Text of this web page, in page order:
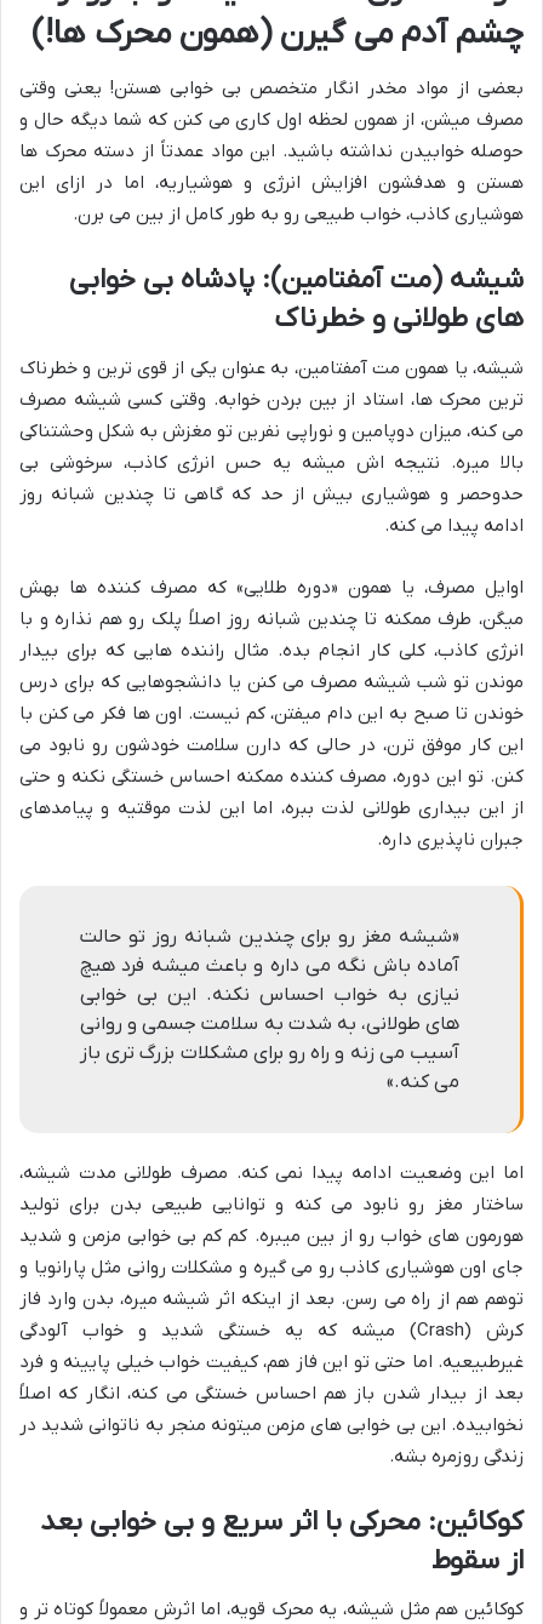
چشم آدم می گیرن (همون محرک ها!)
بعضی از مواد مخدر انگار متخصص بی خوابی هستن! یعنی وقتی
مصرف میشن، از همون لحظه اول کاری می کنن که شما دیگه حال و
حوصله خوابیدن نداشته باشید. این مواد عمدتاً از دسته محرک ها
هستن و هدفشون افزایش انرژی و هوشیاریه، اما در ازای این
هوشیاری کاذب، خواب طبیعی رو به طور کامل از بین می برن.
شیشه (مت آمفتامین): پادشاه بی خوابی
های طولانی و خطرناک
شیشه، یا همون مت آمفتامین، به عنوان یکی از قوی ترین و خطرناک
ترین محرک ها، استاد از بین بردن خوابه. وقتی کسی شیشه مصرف
می کنه، میزان دوپامین و نوراپی نفرین تو مغزش به شکل وحشتناکی
بالا میره. نتیجه اش میشه یه حس انرژی کاذب، سرخوشی بی
حدوحصر و هوشیاری بیش از حد که گاهی تا چندین شبانه روز
ادامه پیدا می کنه.
اوایل مصرف، یا همون «دوره طلایی» که مصرف کننده ها بهش
میگن، طرف ممکنه تا چندین شبانه روز اصلاً پلک رو هم نذاره و با
انرژی کاذب، کلی کار انجام بده. مثال راننده هایی که برای بیدار
موندن تو شب شیشه مصرف می کنن یا دانشجوهایی که برای درس
خوندن تا صبح به این دام میفتن، کم نیست. اون ها فکر می کنن با
این کار موفق ترن، در حالی که دارن سلامت خودشون رو نابود می
کنن. تو این دوره، مصرف کننده ممکنه احساس خستگی نکنه و حتی
از این بیداری طولانی لذت ببره، اما این لذت موقتیه و پیامدهای
جبران ناپذیری داره.
«شیشه مغز رو برای چندین شبانه روز تو حالت
آماده باش نگه می داره و باعث میشه فرد هیچ
نیازی به خواب احساس نکنه. این بی خوابی
های طولانی، به شدت به سلامت جسمی و روانی
آسیب می زنه و راه رو برای مشکلات بزرگ تری باز
می کنه.»
اما این وضعیت ادامه پیدا نمی کنه. مصرف طولانی مدت شیشه،
ساختار مغز رو نابود می کنه و توانایی طبیعی بدن برای تولید
هورمون های خواب رو از بین میبره. کم کم بی خوابی مزمن و شدید
جای اون هوشیاری کاذب رو می گیره و مشکلات روانی مثل پارانویا و
توهم هم از راه می رسن. بعد از اینکه اثر شیشه میره، بدن وارد فاز
کرش (Crash) میشه که یه خستگی شدید و خواب آلودگی
غیرطبیعیه. اما حتی تو این فاز هم، کیفیت خواب خیلی پایینه و فرد
بعد از بیدار شدن باز هم احساس خستگی می کنه، انگار که اصلاً
نخوابیده. این بی خوابی های مزمن میتونه منجر به ناتوانی شدید در
زندگی روزمره بشه.
کوکائین: محرکی با اثر سریع و بی خوابی بعد
از سقوط
کوکائین هم مثل شیشه، یه محرک قویه، اما اثرش معمولاً کوتاه تر و